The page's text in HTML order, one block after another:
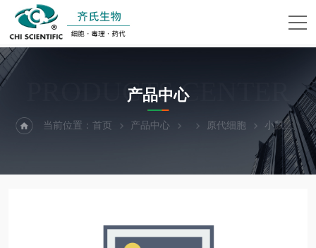
PRODUCTS CENTER
产品中心
当前位置：首页 产品中心 原代细胞 小鼠大隐静脉内皮细胞